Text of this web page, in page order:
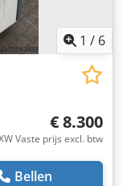
1 / 6
€ 8.300
Vaste prijs excl. btw
Bellen